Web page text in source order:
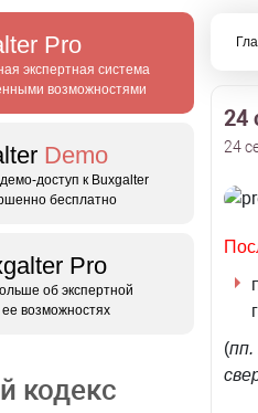
Pro
экспертная система
возможностями
Demo
к Buxgalter
бесплатно
Pro
об экспертной
возможностях
кодекс
24
24
(пп.